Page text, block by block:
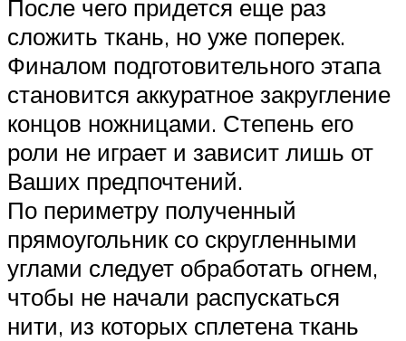
После чего придется еще раз
сложить ткань, но уже поперек.
Финалом подготовительного этапа
становится аккуратное закругление
концов ножницами. Степень его
роли не играет и зависит лишь от
Ваших предпочтений.
По периметру полученный
прямоугольник со скругленными
углами следует обработать огнем,
чтобы не начали распускаться
нити, из которых сплетена ткань